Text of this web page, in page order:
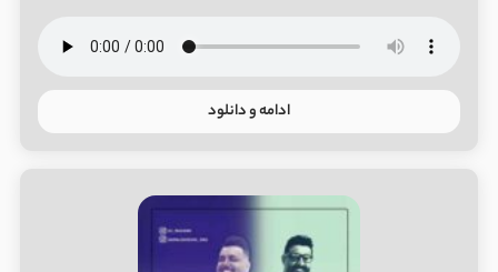
ادامه و دانلود